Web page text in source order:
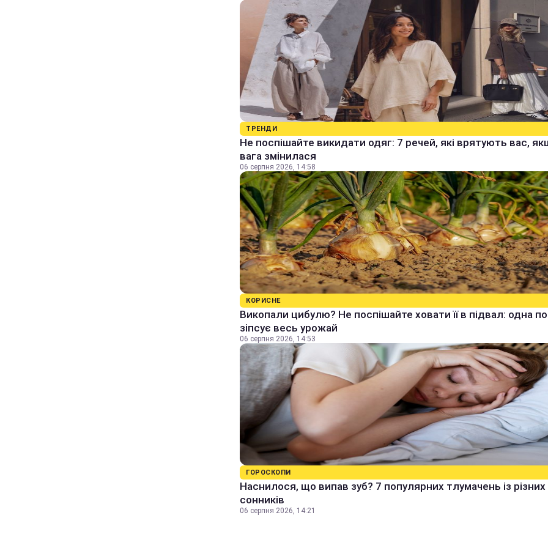
ТРЕНДИ
Не поспішайте викидати одяг: 7 речей, які врятують вас,
вага змінилася
06 серпня 2026, 14:58
КОРИСНЕ
Викопали цибулю? Не поспішайте ховати її в підвал: одна
зіпсує весь урожай
06 серпня 2026, 14:53
ГОРОСКОПИ
Наснилося, що випав зуб? 7 популярних тлумачень із різних
сонників
06 серпня 2026, 14:21